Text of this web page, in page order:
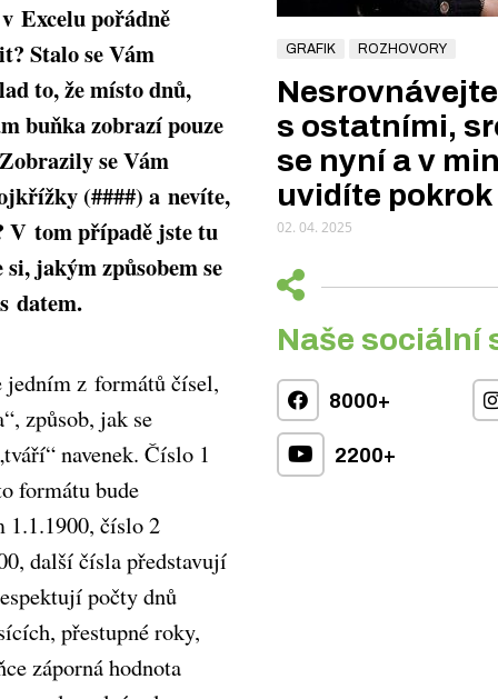
Excelu pořádně
Stalo se Vám
to, že místo dnů,
buňka zobrazí pouze
se Vám
(####) a nevíte,
V tom případě jste tu
jakým způsobem se
datem.
z formátů čísel,
způsob, jak se
navenek. Číslo 1
formátu bude
1.1.1900, číslo 2
další čísla představují
počty dnů
přestupné roky,
záporná hodnota
GRAFIK ROZHOVORY
s ostatními,
se nyní a v
uvidíte pokrok
02. 04. 2025
Naše sociální
8000+
2200+